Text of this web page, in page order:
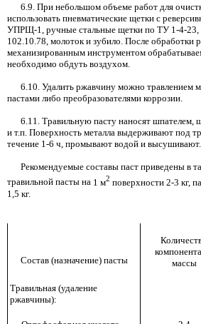
6.9. При небольшом объеме работ для
использовать пневматические щетки с
УПРЩ-1, ручные стальные щетки по ТУ 1-4-23,
102.10.78, молоток и зубило. После обработки
механизированным инструментом
необходимо обдуть воздухом.
6.10. Удалить ржавчину можно травлением
пастами либо преобразователями коррозии.
6.11. Травильную пасту наносят шпателем,
и т.п. Поверхность металла выдерживают под
течение 1-6 ч, промывают водой и высушивают.
Рекомендуемые составы паст приведены в
травильной пасты на 1 м2 поверхности 2-3 кг,
1,5 кг.
Состав (назначение) пасты
массы
Травильная (удаление
ржавчины):